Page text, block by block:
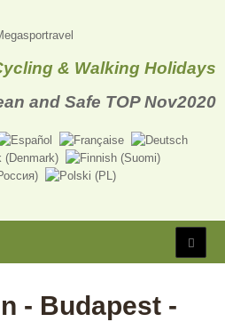
& Walking Holidays
- Budapest -